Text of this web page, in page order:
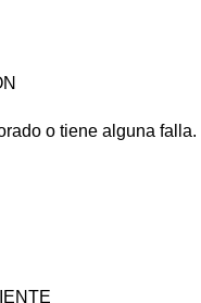
o tiene alguna falla.